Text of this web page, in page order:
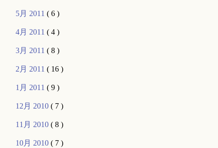
5月 2011( 6 )
4月 2011( 4 )
3月 2011( 8 )
2月 2011( 16 )
1月 2011( 9 )
12月 2010( 7 )
11月 2010( 8 )
10月 2010( 7 )